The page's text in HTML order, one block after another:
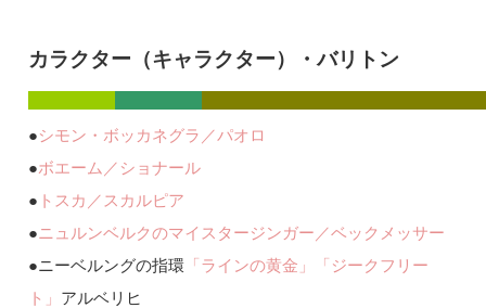
カラクター（キャラクター）・バリトン
●シモン・ボッカネグラ／パオロ
●ボエーム／ショナール
● トスカ／スカルピア
●ニュルンベルクのマイスタージンガー／ベックメッサー
●ニーベルングの指環 「ラインの黄金」
「ジークフリー
ト」 アルベリヒ